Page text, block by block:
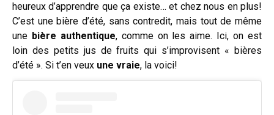
heureux d’apprendre que ça existe… et chez nous en plus!
C’est une bière d’été, sans contredit, mais tout de même
une bière authentique, comme on les aime. Ici, on est
loin des petits jus de fruits qui s’improvisent « bières
d’été ». Si t’en veux une vraie, la voici!